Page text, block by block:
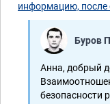
информацию, после
Буров
Анна, добрый
безопасности